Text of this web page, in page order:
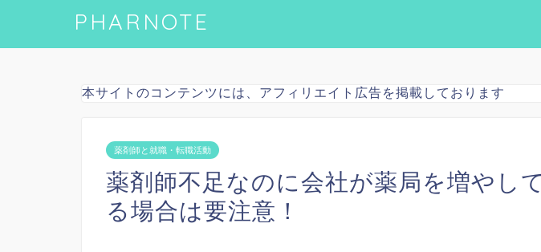
PHARNOTE
本サイトのコンテンツには、アフィリエイト広告を掲載しております
薬剤師と就職・転職活動
薬剤師不足なのに会社が薬局を増やし
る場合は要注意！